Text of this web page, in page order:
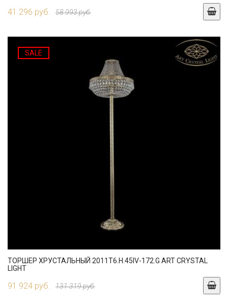
41 296 руб. 58 993 руб.
SALE
ТОРШЕР ХРУСТАЛЬНЫЙ 2011T6.H.45IV-172.G ART CRYSTAL
LIGHT
91 924 руб. 131 319 руб.